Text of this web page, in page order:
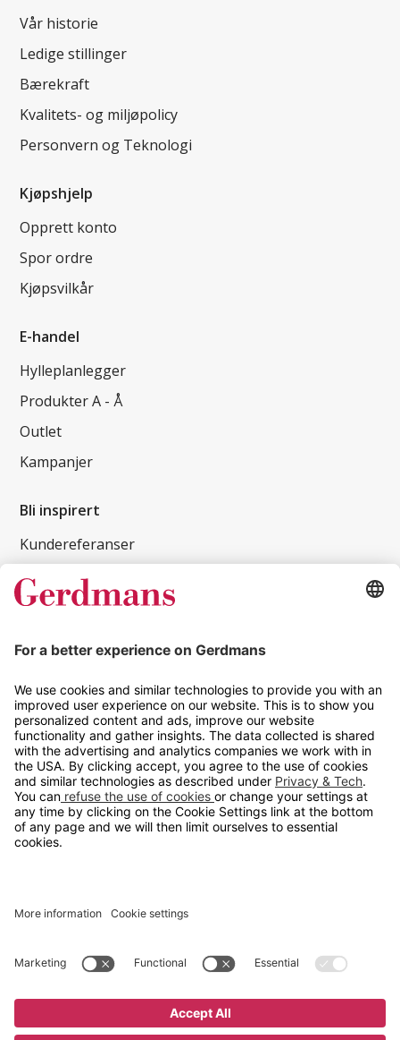
Vår historie
Ledige stillinger
Bærekraft
Kvalitets- og miljøpolicy
Personvern og Teknologi
Kjøpshjelp
Opprett konto
Spor ordre
Kjøpsvilkår
E-handel
Hylleplanlegger
Produkter A - Å
Outlet
Kampanjer
Bli inspirert
Kundereferanser
Magasin
Tips og guider
Kontakt
info@gerdmans.no
67 80 56 20
Åpningstid
Hverdager 08:00-16:00
Cookie innstillinger